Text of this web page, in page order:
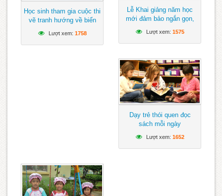
Học sinh tham gia cuộc thi
vẽ tranh hướng về biển
Lượt xem: 1758
Lễ Khai giảng năm học
mới đảm bảo ngắn gọn,
Lượt xem: 1575
Dạy trẻ thói quen đọc
sách mỗi ngày
Lượt xem: 1652